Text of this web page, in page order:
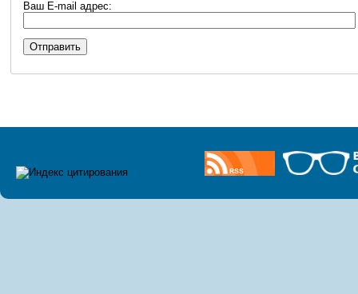
Ваш E-mail адрес: